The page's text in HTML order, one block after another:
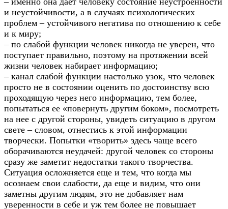
и неустойчивости, а в случаях психологических
проблем – устойчивого негатива по отношению к себе
и к миру;
– по слабой функции человек никогда не уверен, что
поступает правильно, поэтому на протяжении всей
жизни человек набирает информацию;
– канал слабой функции настолько узок, что человек
просто не в состоянии оценить по достоинству всю
проходящую через него информацию, тем более,
попытаться ее «повернуть другим боком», посмотреть
на нее с другой стороны, увидеть ситуацию в другом
свете – словом, отнестись к этой информации
творчески. Попытки «творить» здесь чаще всего
оборачиваются неудачей: другой человек со стороны
сразу же заметит недостатки такого творчества.
Ситуация осложняется еще и тем, что когда мы
осознаем свои слабости, да еще и видим, что они
заметны другим людям, это не добавляет нам
уверенности в себе и уж тем более не повышает